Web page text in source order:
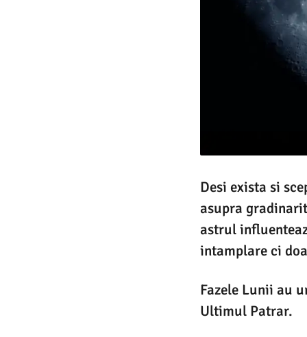
Desi exista si
asupra
astrul
intamplare ci
Fazele Lunii au
Ultimul Patrar.